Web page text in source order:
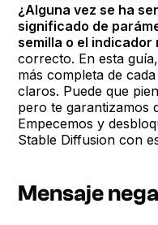
¿Alguna vez se ha
significado de
semilla o el indicador
correcto. En esta
más completa de
claros. Puede que
pero te garantizamos
Empecemos y
Stable Diffusion con
Mensaje